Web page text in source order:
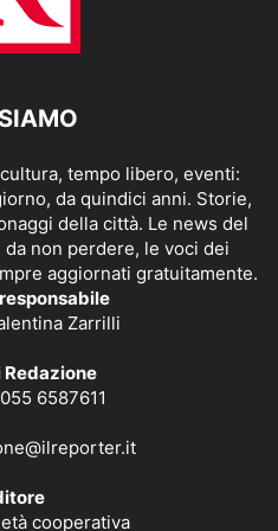
tempo libero, eventi:
da quindici anni. Storie,
della città. Le news del
non perdere, le voci dei
aggiornati gratuitamente.
Zarrilli
6587611
cooperativa